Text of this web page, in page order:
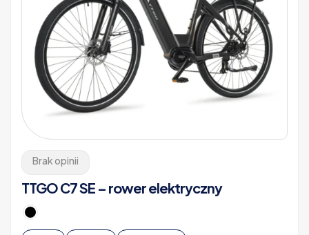
Brak opinii
TTGO C7 SE – rower elektryczny